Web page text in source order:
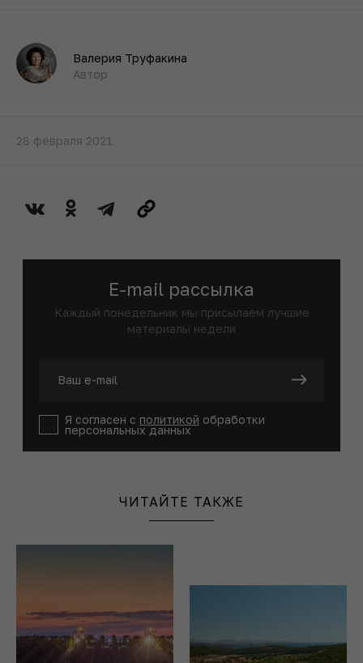
Валерия Труфакина
Автор
28 февраля 2021
E-mail рассылка
Каждый понедельник мы присылаем лучшие
материалы недели
Я согласен с политикой обработки
персональных данных
ЧИТАЙТЕ ТАКЖЕ